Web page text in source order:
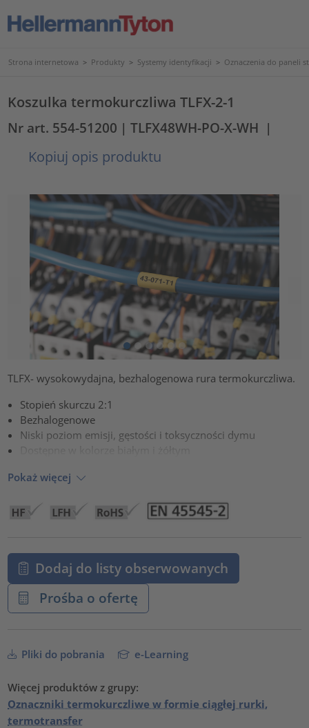
Strona internetowa > Produkty > Systemy identyfikacji > Oznaczenia do paneli
Koszulka termokurczliwa TLFX-2-1
Nr art. 554-51200 | TLFX48WH-PO-X-WH |
Kopiuj opis produktu
TLFX- wysokowydajna, bezhalogenowa rura termokurczliwa.
Stopień skurczu 2:1
Bezhalogenowe
Niski poziom emisji, gęstości i toksyczności dymu
Pokaż więcej
Dodaj do listy obserwowanych
Prośba o ofertę
Pliki do pobrania e-Learning
Więcej produktów z grupy:
Oznaczniki termokurczliwe w formie ciągłej rurki,
termotransfer